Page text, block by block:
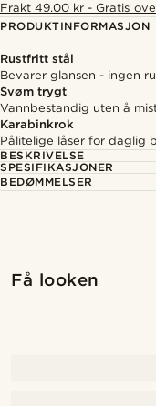
Frakt 49.00 kr - Gratis
PRODUKTINFORMASJON
Rustfritt stål
Bevarer glansen - ingen
Svøm trygt
Vannbestandig uten å
Karabinkrok
Pålitelige låser for daglig
BESKRIVELSE
SPESIFIKASJONER
BEDØMMELSER
Få looken